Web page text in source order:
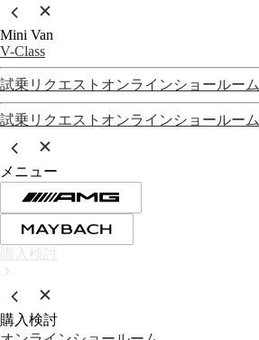
Mini Van
V-Class
試乗リクエスト オンラインショールーム
試乗リクエスト オンラインショールーム
メニュー
購入検討